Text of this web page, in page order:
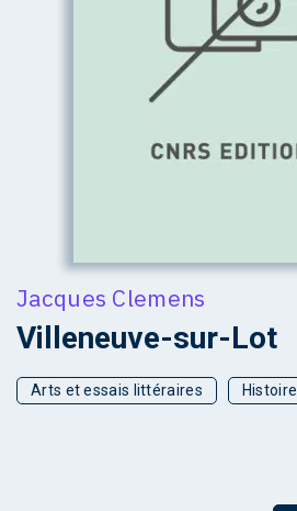
Jacques Clemens
Villeneuve-sur-Lot
Arts et essais littéraires Histoire